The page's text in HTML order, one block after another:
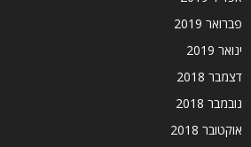
פברואר 2019
ינואר 2019
דצמבר 2018
נובמבר 2018
אוקטובר 2018